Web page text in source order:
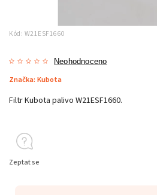
Kód: W21ESF1660
Neohodnoceno
Značka: Kubota
Filtr Kubota palivo W21ESF1660.
Zeptat se